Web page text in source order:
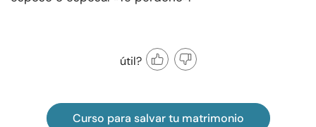
útil?
Curso para salvar tu matrimonio